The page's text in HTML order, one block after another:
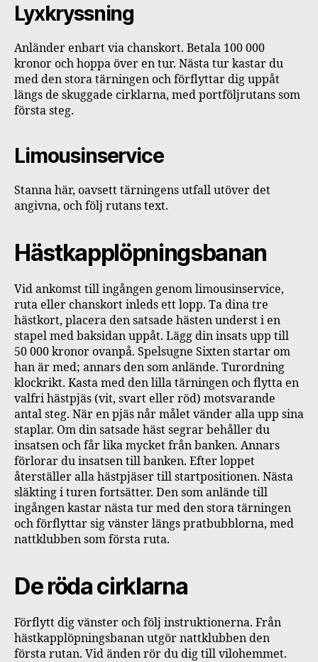
Lyxkryssning
Anländer enbart via chanskort. Betala 100 000
kronor och hoppa över en tur. Nästa tur kastar du
med den stora tärningen och förflyttar dig uppåt
längs de skuggade cirklarna, med portföljrutans som
första steg.
Limousinservice
Stanna här, oavsett tärningens utfall utöver det
angivna, och följ rutans text.
Hästkapplöpningsbanan
Vid ankomst till ingången genom limousinservice,
ruta eller chanskort inleds ett lopp. Ta dina tre
hästkort, placera den satsade hästen underst i en
stapel med baksidan uppåt. Lägg din insats upp till
50 000 kronor ovanpå. Spelsugne Sixten startar om
han är med; annars den som anlände. Turordning
klockrikt. Kasta med den lilla tärningen och flytta en
valfri hästpjäs (vit, svart eller röd) motsvarande
antal steg. När en pjäs når målet vänder alla upp sina
staplar. Om din satsade häst segrar behåller du
insatsen och får lika mycket från banken. Annars
förlorar du insatsen till banken. Efter loppet
återställer alla hästpjäser till startpositionen. Nästa
släkting i turen fortsätter. Den som anlände till
ingången kastar nästa tur med den stora tärningen
och förflyttar sig vänster längs pratbubblorna, med
nattklubben som första ruta.
De röda cirklarna
Förflytt dig vänster och följ instruktionerna. Från
hästkapplöpningsbanan utgör nattklubben den
första rutan. Vid änden rör du dig till vilohemmet.